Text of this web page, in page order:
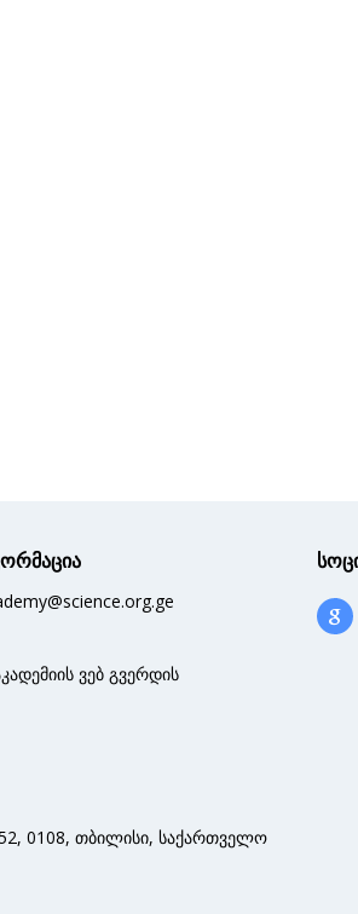
ვებ გვერდის
0108, თბილისი, საქართველო